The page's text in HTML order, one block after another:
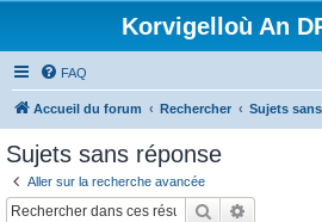
Korvigelloù An
FAQ
Accueil du forum Rechercher Sujets
Sujets sans réponse
Aller sur la recherche avancée
Rechercher